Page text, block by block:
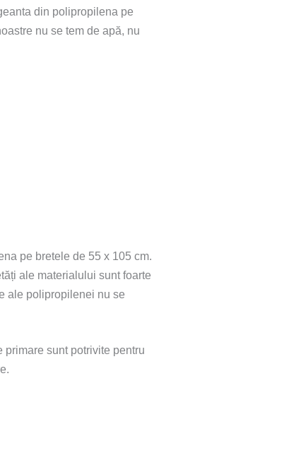
din polipropilena pe
nu se tem de apă, nu
pe bretele de 55 x 105 cm.
ale materialului sunt foarte
ale polipropilenei nu se
sunt potrivite pentru